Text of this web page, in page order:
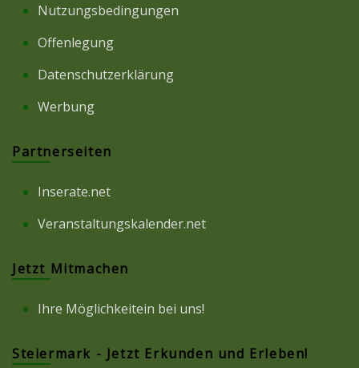
Nutzungsbedingungen
Offenlegung
Datenschutzerklärung
Werbung
Partnerseiten
Inserate.net
Veranstaltungskalender.net
Jetzt Mitmachen
Ihre Möglichkeitein bei uns!
Steiermark - Jetzt Erkunden und Erleben!